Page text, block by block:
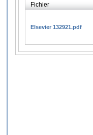
Fichier
Elsevier 132921.pdf